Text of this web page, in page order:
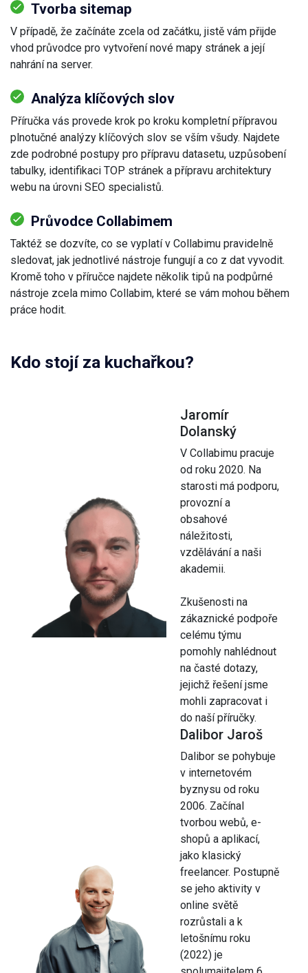
Tvorba sitemap
V případě, že začínáte zcela od začátku, jistě vám přijde
vhod průvodce pro vytvoření nové mapy stránek a její
nahrání na server.
Analýza klíčových slov
Příručka vás provede krok po kroku kompletní přípravou
plnotučné analýzy klíčových slov se vším všudy. Najdete
zde podrobné postupy pro přípravu datasetu, uzpůsobení
tabulky, identifikaci TOP stránek a přípravu architektury
webu na úrovni SEO specialistů.
Průvodce Collabimem
Taktéž se dozvíte, co se vyplatí v Collabimu pravidelně
sledovat, jak jednotlivé nástroje fungují a co z dat vyvodit.
Kromě toho v příručce najdete několik tipů na podpůrné
nástroje zcela mimo Collabim, které se vám mohou během
práce hodit.
Kdo stojí za kuchařkou?
Jaromír
Dolanský
V Collabimu pracuje
od roku 2020. Na
starosti má podporu,
provozní a
obsahové
náležitosti,
vzdělávání a naši
akademii.
Zkušenosti na
zákaznické podpoře
celému týmu
pomohly nahlédnout
na časté dotazy,
jejichž řešení jsme
mohli zapracovat i
do naší příručky.
Dalibor Jaroš
Dalibor se pohybuje
v internetovém
byznysu od roku
2006. Začínal
tvorbou webů, e-
shopů a aplikací,
jako klasický
freelancer. Postupně
se jeho aktivity v
online světě
rozrůstali a k
letošnímu roku
(2022) je